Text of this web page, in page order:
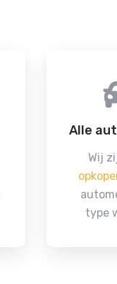
Alle
Wij
type